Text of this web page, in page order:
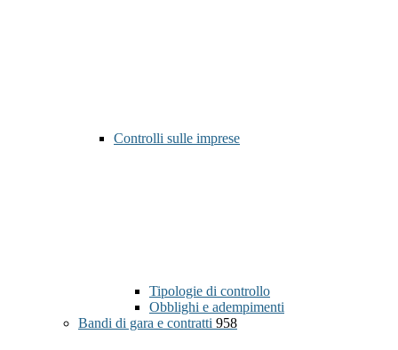
Controlli sulle imprese
Tipologie di controllo
Obblighi e adempimenti
Bandi di gara e contratti 958